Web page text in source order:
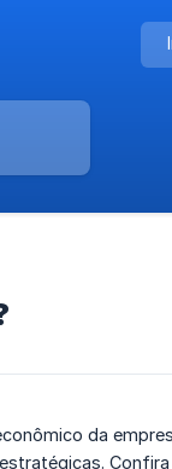
da
Confira